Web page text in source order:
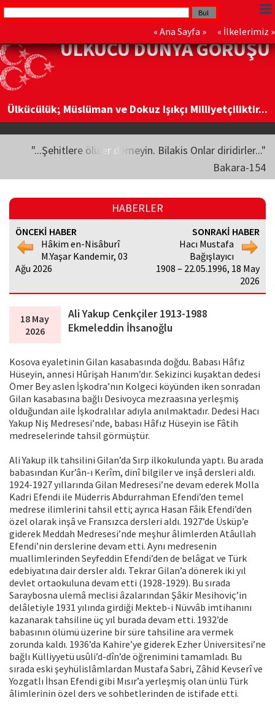
« Ana Sayfa » « İlkelerimiz »
ÜLKÜCÜ DÜNYA GÖRÜŞÜ
Ülkücülük; Müslüman ve Dokuz Işıkçı Milliyetçiliktir...
"...Şehitlere ölüler demeyin. Bilakis Onlar diridirler..."
Bakara-154
HABERLER
ÖNCEKİ HABER
Hâkim en-Nisâburî
M.Yaşar Kandemir, 03
Ağu 2026
SONRAKİ HABER
Hacı Mustafa
Bağışlayıcı
1908 – 22.05.1996, 18 May
2026
18 May
2026
Ali Yakup Cenkçiler 1913-1988
Ekmeleddin İhsanoğlu
Kosova eyaletinin Gilan kasabasında doğdu. Babası Hâfız
Hüseyin, annesi Hûrişah Hanım’dır. Sekizinci kuşaktan dedesi
Ömer Bey aslen İşkodra’nın Kolgeci köyünden iken sonradan
Gilan kasabasına bağlı Desivoyca mezraasına yerleşmiş
olduğundan aile İşkodralılar adıyla anılmaktadır. Dedesi Hacı
Yakup Niş Medresesi’nde, babası Hâfız Hüseyin ise Fâtih
medreselerinde tahsil görmüştür.
Ali Yakup ilk tahsilini Gilan’da Sırp ilkokulunda yaptı. Bu arada
babasından Kur’ân-ı Kerîm, dinî bilgiler ve inşâ dersleri aldı.
1924-1927 yıllarında Gilan Medresesi’ne devam ederek Molla
Kadri Efendi ile Müderris Abdurrahman Efendi’den temel
medrese ilimlerini tahsil etti; ayrıca Hasan Fâik Efendi’den
özel olarak inşâ ve Fransızca dersleri aldı. 1927’de Üsküp’e
giderek Meddah Medresesi’nde meşhur âlimlerden Atâullah
Efendi’nin derslerine devam etti. Aynı medresenin
muallimlerinden Seyfeddin Efendi’den de belâgat ve Türk
edebiyatına dair dersler aldı. Tekrar Gilan’a dönerek iki yıl
devlet ortaokuluna devam etti (1928-1929). Bu sırada
Saraybosna ulemâ meclisi âzalarından Şâkir Mesihoviç’in
delâletiyle 1931 yılında girdiği Mekteb-i Nüvvâb imtihanını
kazanarak tahsiline üç yıl burada devam etti. 1932’de
babasının ölümü üzerine bir süre tahsiline ara vermek
zorunda kaldı. 1936’da Kahire’ye giderek Ezher Üniversitesi’ne
bağlı Külliyyetü usûli’d-dîn’de öğrenimini tamamladı. Bu
sırada eski şeyhülislâmlardan Mustafa Sabri, Zâhid Kevserî ve
Yozgatlı İhsan Efendi gibi Mısır’a yerleşmiş olan ünlü Türk
âlimlerinin özel ders ve sohbetlerinden de istifade etti.